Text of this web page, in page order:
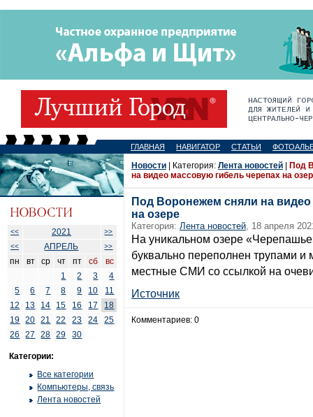
ГЛАВНАЯ НАВИГАТОР СТАТЬИ
<< 2021
>>
<<
АПРЕЛЬ >>
пн вт ср чт пт сб
вс
1
2 3
4
5
6 7 8 9 10
11
12
13 14 15 16 17
18
19
20 21 22 23 24
25
26
27 28 29 30
Категории:
Все категории
Компьютеры, связь
Лента новостей
Новости | Категория: Лента новостей
Под
на видео массовую гибель черепах на
Под Воронежем сняли на
на озере
Категория: Лента новостей, 18 апреля
На уникальном озере
буквально переполнен трупами
местные СМИ со ссылкой на
Источник
Комментариев: 0